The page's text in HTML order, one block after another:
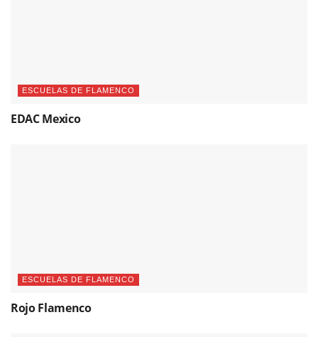
ESCUELAS DE FLAMENCO
EDAC Mexico
ESCUELAS DE FLAMENCO
Rojo Flamenco